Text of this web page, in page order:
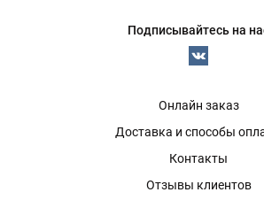
Подписывайтесь на
Онлайн заказ
Доставка и способы
Контакты
Отзывы клиентов